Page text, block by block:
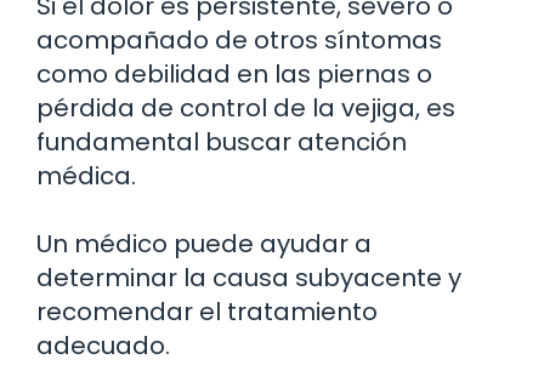
acompañado de otros síntomas
como debilidad en las piernas o
pérdida de control de la vejiga, es
fundamental buscar atención
médica.
Un médico puede ayudar a
determinar la causa subyacente y
recomendar el tratamiento
adecuado.